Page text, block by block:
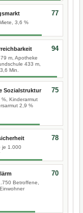
3,6 %
77
m, Apotheke
433 m,
Min.
94
Sozialstruktur
Kinderarmut
2,9 %
75
je 1.000
78
Betroffene,
70